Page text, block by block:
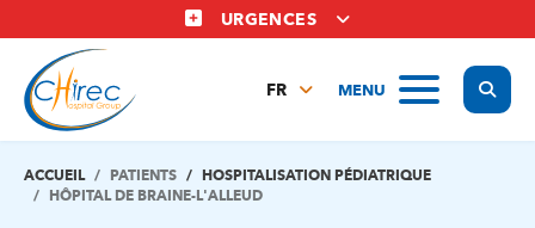
au
contenu
principal
URGENCES
MENU
FR
EN
ACCUEIL PATIENTS
HOSPITALISATION PÉDIATRIQUE
HÔPITAL DE BRAINE-L'ALLEUD